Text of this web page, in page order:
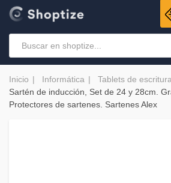
Inicio Informática
Tablets de
Sartén de inducción, Set de 24 y 28cm.
Protectores de sartenes. Sartenes Alex